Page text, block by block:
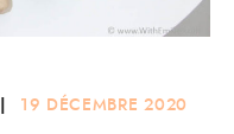
| 19 DÉCEMBRE 2020